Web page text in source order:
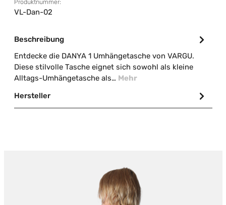
Produktnummer:
VL-Dan-02
Beschreibung
Entdecke die DANYA 1 Umhängetasche von VARGU.
Diese stilvolle Tasche eignet sich sowohl als kleine
Alltags-Umhängetasche als… Mehr
Hersteller